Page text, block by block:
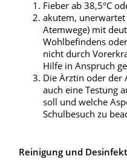
Fieber ab 38,5°C
akutem,
Atemwege) mit
Wohlbefindens
nicht durch
Hilfe in Anspruch
Die Ärztin oder der
auch eine Testung
soll und welche
Schulbesuch zu
Reinigung und